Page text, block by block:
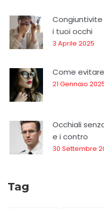
Congiuntivite
i tuoi occhi
3 Aprile 2025
Come
21 Gennaio
Occhiali
e i contro
30 Settembre
Tag